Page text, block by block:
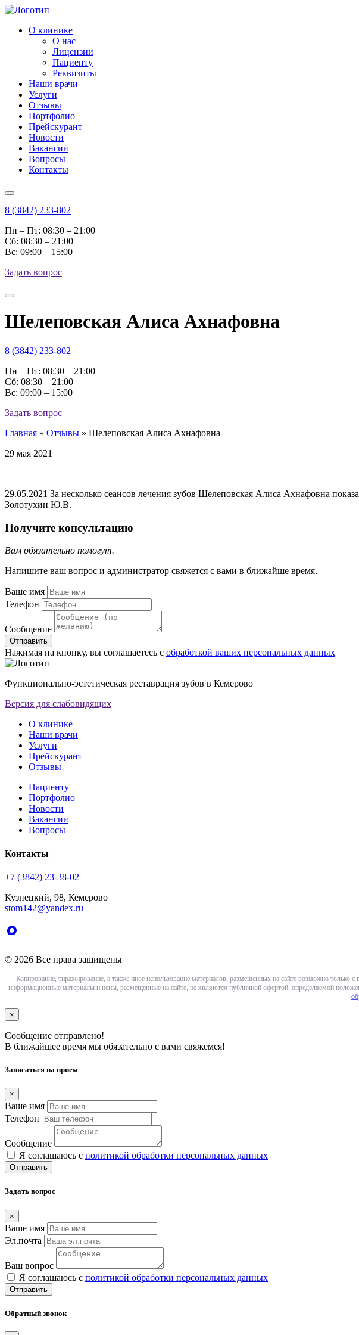
О клинике
О нас
Лицензии
Пациенту
Реквизиты
Наши врачи
Услуги
Отзывы
Портфолио
Прейскурант
Новости
Вакансии
Вопросы
Контакты
8 (3842) 233-802
Пн – Пт: 08:30 – 21:00
Cб: 08:30 – 21:00
Вс: 09:00 – 15:00
Задать вопрос
Шелеповская Алиса Ахнафовна
8 (3842) 233-802
Пн – Пт: 08:30 – 21:00
Cб: 08:30 – 21:00
Вс: 09:00 – 15:00
Задать вопрос
Главная » Отзывы » Шелеповская Алиса Ахнафовна
29 мая 2021
29.05.2021 За несколько сеансов лечения зубов Шелеповская Алиса Ахнафовна
Золотухин Ю.В.
Получите консультацию
Вам обязательно помогут.
Напишите ваш вопрос и администратор свяжется с вами в ближайше время.
Ваше имя
Телефон
Сообщение
Отправить
Нажимая на кнопку, вы соглашаетесь с обработкой ваших персональных данных
Функционально-эстетическая реставрация зубов в Кемерово
Версия для слабовидящих
О клинике
Наши врачи
Услуги
Прейскурант
Отзывы
Пациенту
Портфолио
Новости
Вакансии
Вопросы
Контакты
+7 (3842) 23-38-02
Кузнецкий, 98, Кемерово
stom142@yandex.ru
© 2026 Все права защищены
Копирование, тиражирование, а также иное использование материалов, размещенных на сайте возможно
информационные материалы и цены, размещенные на сайте, не являются публичной офертой, определяемой
×
Сообщение отправлено!
В ближайшее время мы обязательно с вами свяжемся!
Записаться на прием
×
Ваше имя
Телефон
Сообщение
Я соглашаюсь с политикой обработки персональных данных
Отправить
Задать вопрос
×
Ваше имя
Эл.почта
Ваш вопрос
Я соглашаюсь с политикой обработки персональных данных
Отправить
Обратный звонок